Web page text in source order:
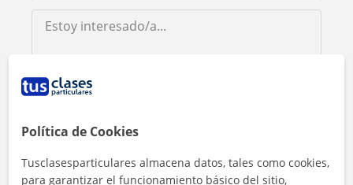
Contactar ahora
Política de Cookies
Tusclasesparticulares almacena datos, tales como cookies,
para garantizar el funcionamiento básico del sitio,